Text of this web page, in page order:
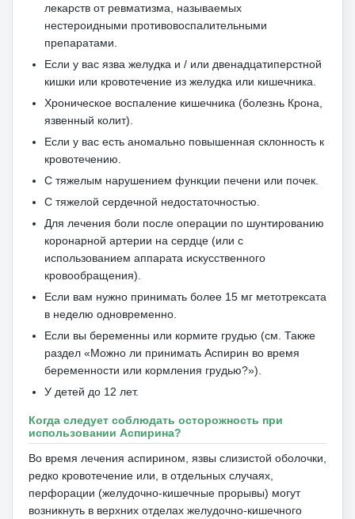
лекарств от ревматизма, называемых
нестероидными противовоспалительными
препаратами.
Если у вас язва желудка и / или двенадцатиперстной
кишки или кровотечение из желудка или кишечника.
Хроническое воспаление кишечника (болезнь Крона,
язвенный колит).
Если у вас есть аномально повышенная склонность к
кровотечению.
С тяжелым нарушением функции печени или почек.
С тяжелой сердечной недостаточностью.
Для лечения боли после операции по шунтированию
коронарной артерии на сердце (или с
использованием аппарата искусственного
кровообращения).
Если вам нужно принимать более 15 мг метотрексата
в неделю одновременно.
Если вы беременны или кормите грудью (см. Также
раздел «Можно ли принимать Аспирин во время
беременности или кормления грудью?»).
У детей до 12 лет.
Когда следует соблюдать осторожность при
использовании Аспирина?
Во время лечения аспирином, язвы слизистой оболочки,
редко кровотечение или, в отдельных случаях,
перфорации (желудочно-кишечные прорывы) могут
возникнуть в верхних отделах желудочно-кишечного